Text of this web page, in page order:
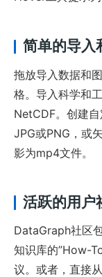
简单的导入
拖放导入数据和
格。导入科学和
NetCDF。创建
JPG或PNG，或
影为mp4文件。
活跃的用户
DataGraph社区
知识库的”How-
议。或者，直接